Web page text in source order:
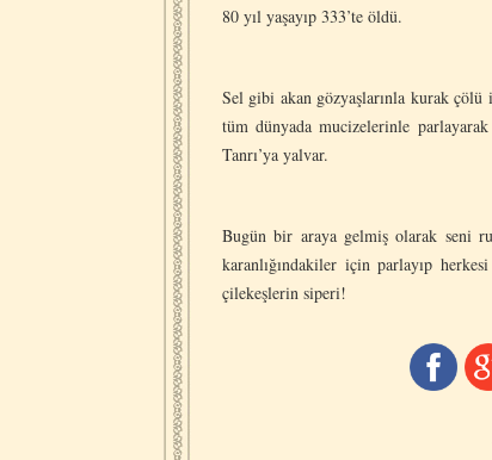
80 yıl yaşayıp 333’te öldü.
Sel gibi akan gözyaşlarınla kurak
tüm dünyada mucizelerinle
Tanrı’ya yalvar.
Bugün bir araya gelmiş olarak seni
karanlığındakiler için parlayıp
çilekeşlerin siperi!